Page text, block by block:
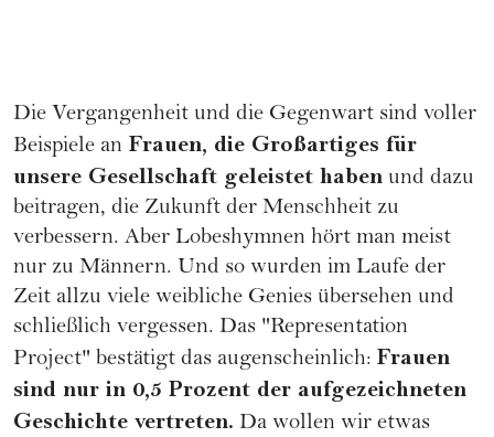
Die Vergangenheit und die Gegenwart sind voller
Beispiele an Frauen, die Großartiges für
unsere Gesellschaft geleistet haben und dazu
beitragen, die Zukunft der Menschheit zu
verbessern. Aber Lobeshymnen hört man meist
nur zu Männern. Und so wurden im Laufe der
Zeit allzu viele weibliche Genies übersehen und
schließlich vergessen. Das "Representation
Project" bestätigt das augenscheinlich: Frauen
sind nur in 0,5 Prozent der aufgezeichneten
Geschichte vertreten. Da wollen wir etwas